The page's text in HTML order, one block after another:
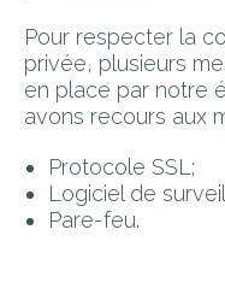
Pour respecter la
privée, plusieurs
en place par notre
avons recours aux
Protocole SSL;
Logiciel de
Pare-feu.